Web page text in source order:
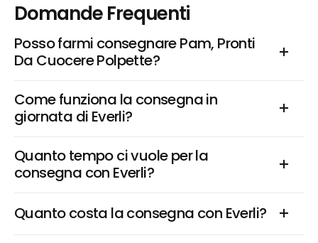
Domande Frequenti
Posso farmi consegnare Pam, Pronti
Da Cuocere Polpette?
Come funziona la consegna in
giornata di Everli?
Quanto tempo ci vuole per la
consegna con Everli?
Quanto costa la consegna con Everli?